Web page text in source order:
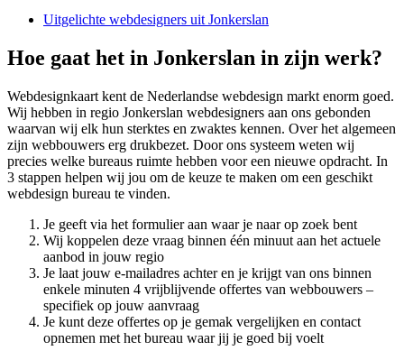
Uitgelichte webdesigners uit Jonkerslan
Hoe gaat het in Jonkerslan in zijn werk?
Webdesignkaart kent de Nederlandse webdesign markt enorm goed.
Wij hebben in regio Jonkerslan webdesigners aan ons gebonden
waarvan wij elk hun sterktes en zwaktes kennen. Over het algemeen
zijn webbouwers erg drukbezet. Door ons systeem weten wij
precies welke bureaus ruimte hebben voor een nieuwe opdracht. In
3 stappen helpen wij jou om de keuze te maken om een geschikt
webdesign bureau te vinden.
Je geeft via het formulier aan waar je naar op zoek bent
Wij koppelen deze vraag binnen één minuut aan het actuele
aanbod in jouw regio
Je laat jouw e-mailadres achter en je krijgt van ons binnen
enkele minuten 4 vrijblijvende offertes van webbouwers –
specifiek op jouw aanvraag
Je kunt deze offertes op je gemak vergelijken en contact
opnemen met het bureau waar jij je goed bij voelt